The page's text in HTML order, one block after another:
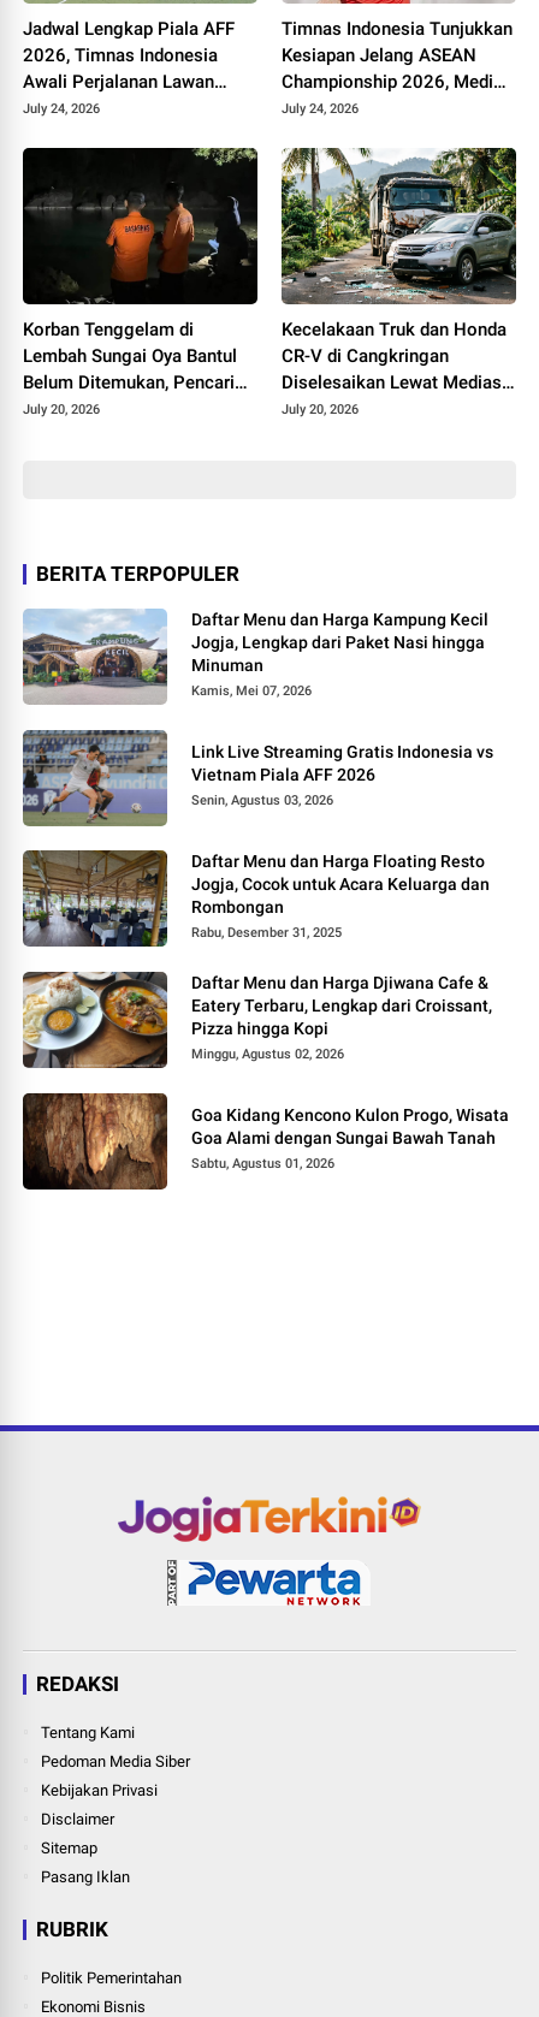
Jadwal Lengkap Piala AFF
2026, Timnas Indonesia
Awali Perjalanan Lawan
Kamboja
July 24, 2026
Timnas Indonesia Tunjukkan
Kesiapan Jelang ASEAN
Championship 2026, Media
Vietnam Minta Timnya
July 24, 2026
Korban Tenggelam di
Lembah Sungai Oya Bantul
Belum Ditemukan, Pencarian
Dilanjutkan Selasa
July 20, 2026
Kecelakaan Truk dan Honda
CR-V di Cangkringan
Diselesaikan Lewat Mediasi,
Polisi Pastikan Tak Ada
July 20, 2026
BERITA TERPOPULER
Daftar Menu dan Harga Kampung Kecil
Jogja, Lengkap dari Paket Nasi hingga
Minuman
Kamis, Mei 07, 2026
Link Live Streaming Gratis Indonesia vs
Vietnam Piala AFF 2026
Senin, Agustus 03, 2026
Daftar Menu dan Harga Floating Resto
Jogja, Cocok untuk Acara Keluarga dan
Rombongan
Rabu, Desember 31, 2025
Daftar Menu dan Harga Djiwana Cafe &
Eatery Terbaru, Lengkap dari Croissant,
Pizza hingga Kopi
Minggu, Agustus 02, 2026
Goa Kidang Kencono Kulon Progo, Wisata
Goa Alami dengan Sungai Bawah Tanah
Sabtu, Agustus 01, 2026
REDAKSI
Tentang Kami
Pedoman Media Siber
Kebijakan Privasi
Disclaimer
Sitemap
Pasang Iklan
RUBRIK
Politik Pemerintahan
Ekonomi Bisnis